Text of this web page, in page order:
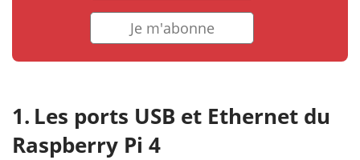
Je m'abonne
Les ports USB et Ethernet du
Raspberry Pi 4